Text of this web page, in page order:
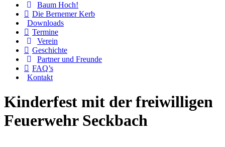
Baum Hoch!
Die Bernemer Kerb
Downloads
Termine
Verein
Geschichte
Partner und Freunde
FAQ’s
Kontakt
Kinderfest mit der freiwilligen
Feuerwehr Seckbach